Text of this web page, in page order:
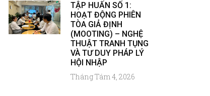
TẬP HUẤN SỐ 1:
HOẠT ĐỘNG PHIÊN
TÒA GIẢ ĐỊNH
(MOOTING) – NGHỆ
THUẬT TRANH TỤNG
VÀ TƯ DUY PHÁP LÝ
HỘI NHẬP
Tháng Tám 4, 2026